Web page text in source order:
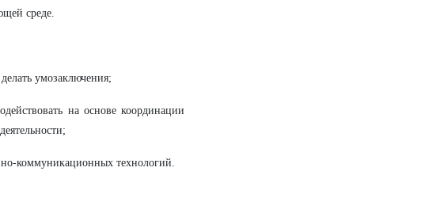
среде.
умозаключения;
на основе координации
коммуникационных технологий.